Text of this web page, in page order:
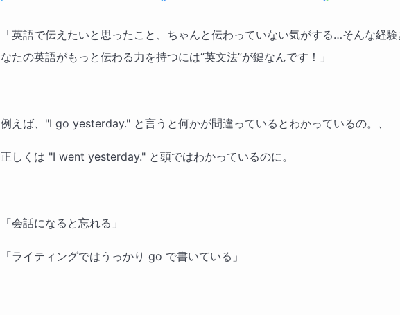
「英語で伝えたいと思ったこと、ちゃんと伝わっていない気がする…そんな経
なたの英語がもっと伝わる力を持つには“英文法”が鍵なんです！」
例えば、"I go yesterday." と言うと何かが間違っているとわかっているの。、
正しくは "I went yesterday." と頭ではわかっているのに。
「会話になると忘れる」
「ライティングではうっかり go で書いている」